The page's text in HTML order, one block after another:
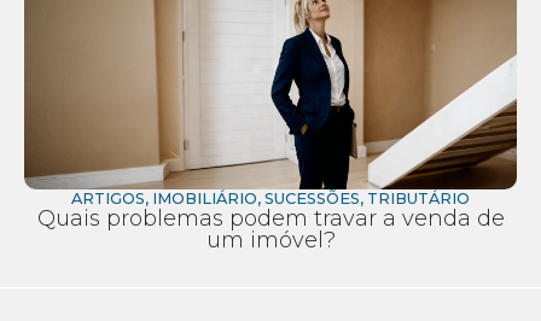
ARTIGOS, IMOBILIÁRIO, SUCESSÕES, TRIBUTÁRIO
Quais problemas podem travar a venda de
um imóvel?